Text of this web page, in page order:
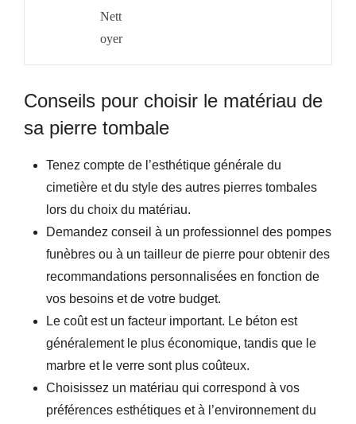
Nett
Oyer
Conseils pour choisir le matériau de
sa pierre tombale
Tenez compte de l’esthétique générale du
cimetière et du style des autres pierres tombales
lors du choix du matériau.
Demandez conseil à un professionnel des pompes
funèbres ou à un tailleur de pierre pour obtenir des
recommandations personnalisées en fonction de
vos besoins et de votre budget.
Le coût est un facteur important. Le béton est
généralement le plus économique, tandis que le
marbre et le verre sont plus coûteux.
Choisissez un matériau qui correspond à vos
préférences esthétiques et à l’environnement du